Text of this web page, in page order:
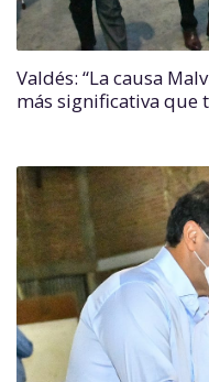
Valdés: “La causa
más significativa que